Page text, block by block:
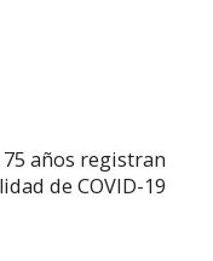
años registran
de COVID-19